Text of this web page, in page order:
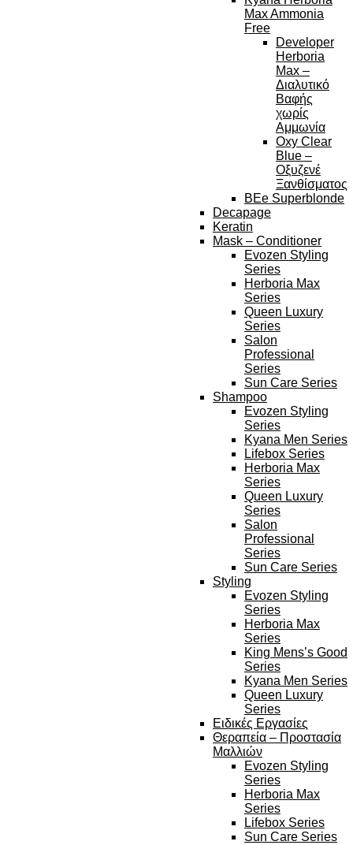
Max Ammonia
Free
Developer
Herboria
Max –
Διαλυτικό
Βαφής
χωρίς
Αμμωνία
Oxy Clear
Blue –
Οξυζενέ
Ξανθίσματος
BEe Superblonde
Decapage
Keratin
Mask – Conditioner
Evozen Styling
Series
Herboria Max
Series
Queen Luxury
Series
Salon
Professional
Series
Sun Care Series
Shampoo
Evozen Styling
Series
Kyana Men Series
Lifebox Series
Herboria Max
Series
Queen Luxury
Series
Salon
Professional
Series
Sun Care Series
Styling
Evozen Styling
Series
Herboria Max
Series
King Mens’s Good
Series
Kyana Men Series
Queen Luxury
Series
Ειδικές Εργασίες
Θεραπεία – Προστασία
Μαλλιών
Evozen Styling
Series
Herboria Max
Series
Lifebox Series
Sun Care Series